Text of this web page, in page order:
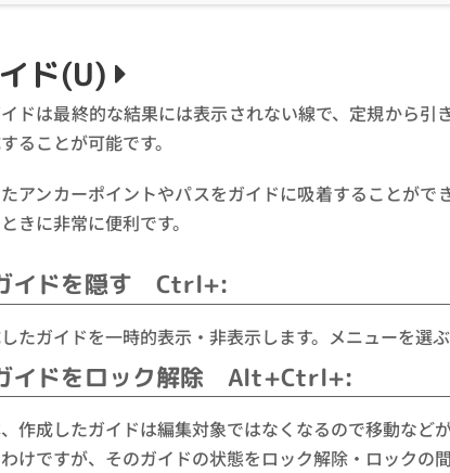
ド(U)
ドは最終的な結果には表示されない線で、定規から引
ることが可能です。
アンカーポイントやパスをガイドに吸着することが
きに非常に便利です。
イドを隠す Ctrl+:
たガイドを一時的表示・非表示します。メニューを選
イドをロック解除 Alt+Ctrl+:
作成したガイドは編集対象ではなくなるので移動など
けですが、そのガイドの状態をロック解除・ロックの間